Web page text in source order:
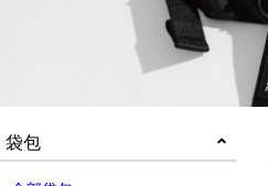
袋包